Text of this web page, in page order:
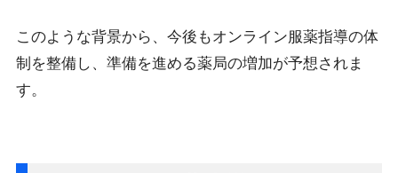
このような背景から、今後もオンライン服薬指導の体
制を整備し、準備を進める薬局の増加が予想されま
す。